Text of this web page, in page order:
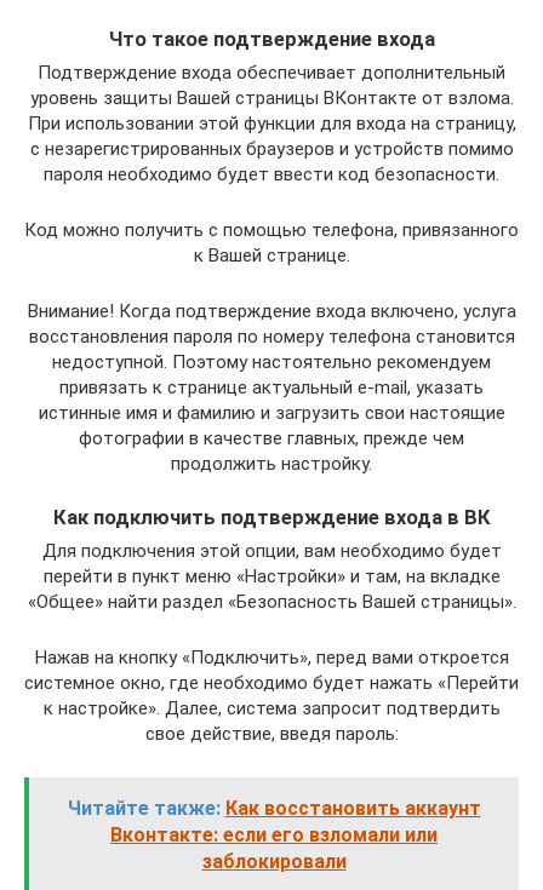
Что такое подтверждение входа
Подтверждение входа обеспечивает дополнительный
уровень защиты Вашей страницы ВКонтакте от взлома.
При использовании этой функции для входа на страницу,
с незарегистрированных браузеров и устройств помимо
пароля необходимо будет ввести код безопасности.
Код можно получить с помощью телефона, привязанного
к Вашей странице.
Внимание! Когда подтверждение входа включено, услуга
восстановления пароля по номеру телефона становится
недоступной. Поэтому настоятельно рекомендуем
привязать к странице актуальный e-mail, указать
истинные имя и фамилию и загрузить свои настоящие
фотографии в качестве главных, прежде чем
продолжить настройку.
Как подключить подтверждение входа в ВК
Для подключения этой опции, вам необходимо будет
перейти в пункт меню «Настройки» и там, на вкладке
«Общее» найти раздел «Безопасность Вашей страницы».
Нажав на кнопку «Подключить», перед вами откроется
системное окно, где необходимо будет нажать «Перейти
к настройке». Далее, система запросит подтвердить
свое действие, введя пароль:
Читайте также: Как восстановить аккаунт
Вконтакте: если его взломали или
заблокировали